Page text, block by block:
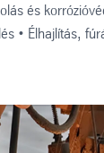
és
• Élhajlítás,